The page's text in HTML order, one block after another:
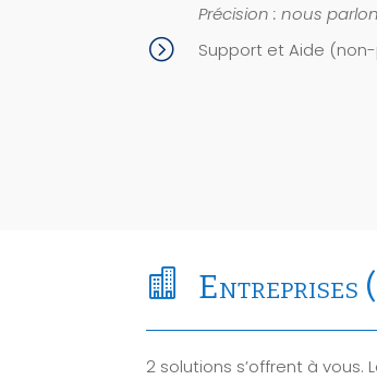
Précision : nous
= Support et Aide
 Entreprises
2 solutions s’offrent à vous.